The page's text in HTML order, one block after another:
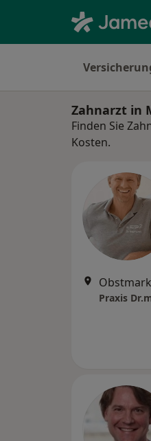
Zahnarzt in
Finden Sie
Kosten.
Praxis